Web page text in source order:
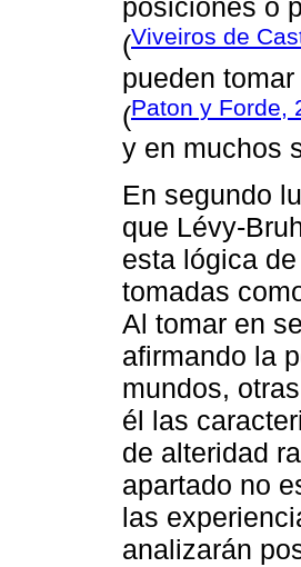
posiciones o
(Viveiros de
pueden
(Paton y Forde,
y en muchos
En segundo
que Lévy-
esta lógica
tomadas
Al tomar en
afirmando la
mundos,
él las
de alteridad
apartado no
las
analizarán